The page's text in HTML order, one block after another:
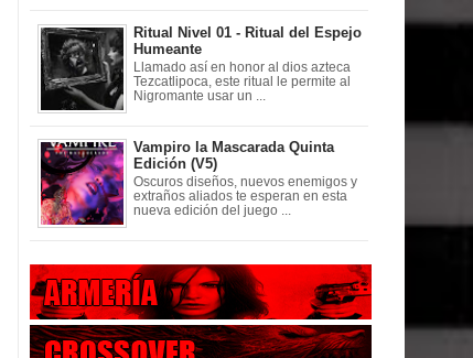
Ritual Nivel 01 - Ritual del Espejo
Humeante
Llamado así en honor al dios azteca
Tezcatlipoca, este ritual le permite al
Nigromante usar un ...
Vampiro la Mascarada Quinta
Edición (V5)
Oscuros diseños, nuevos enemigos y
extraños aliados te esperan en esta
nueva edición del juego ...